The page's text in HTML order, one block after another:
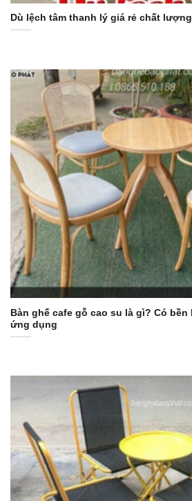
Dù lệch tâm thanh lý giá rẻ chất
Bàn ghế cafe gỗ cao su là gì? Có
ứng dụng